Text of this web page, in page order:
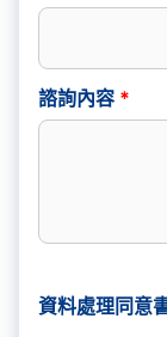
諮詢內容 *
資料處理同意